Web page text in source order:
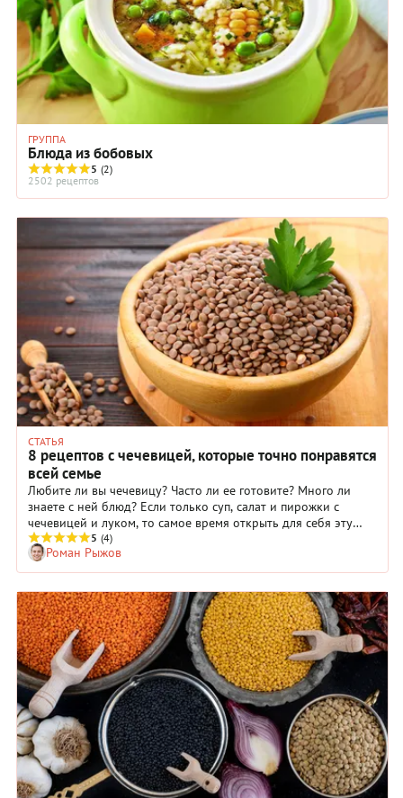
ГРУППА
Блюда из бобовых
5 (2)
2502 рецептов
СТАТЬЯ
8 рецептов с чечевицей, которые точно понравятся
всей семье
Любите ли вы чечевицу? Часто ли ее готовите? Много ли
знаете с ней блюд? Если только суп, салат и пирожки с
чечевицей и луком, то самое время открыть для себя эту
чрезвычайно полезную и вкусную культуру. Чечевица на
гарнир прекрасно разнообразит ваше меню, а благодаря
овощам и специям придется по вкусу и взрослым, и детям.
5 (4)
Роман Рыжов